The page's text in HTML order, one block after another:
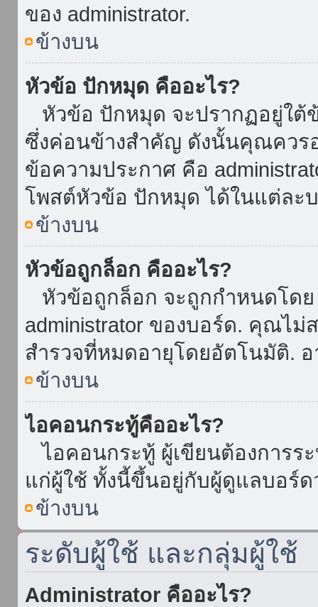
ของ administrator.
ข้างบน
หัวข้อ ปักหมุด คืออะไร?
หัวข้อ ปักหมุด จะปรากฏอยู่ใต้
ซึ่งค่อนข้างสำคัญ ดังนั้นคุณควร
ข้อความประกาศ คือ
โพสต์หัวข้อ ปักหมุด ได้ในแต่ละ
ข้างบน
หัวข้อถูกล็อก คืออะไร?
หัวข้อถูกล็อก จะถูกกำหนดโดย
administrator ของบอร์ด. คุณไ
สำรวจที่หมดอายุโดยอัตโนมัติ.
ข้างบน
ไอคอนกระทู้คืออะไร?
ไอคอนกระทู้ ผู้เขียนต้องการร
แก่ผู้ใช้ ทั้งนี้ขึ้นอยู่กับผู้ดูแลบอร์
ข้างบน
ระดับผู้ใช้ และกลุ่มผู้ใช้
Administrator คืออะไร?